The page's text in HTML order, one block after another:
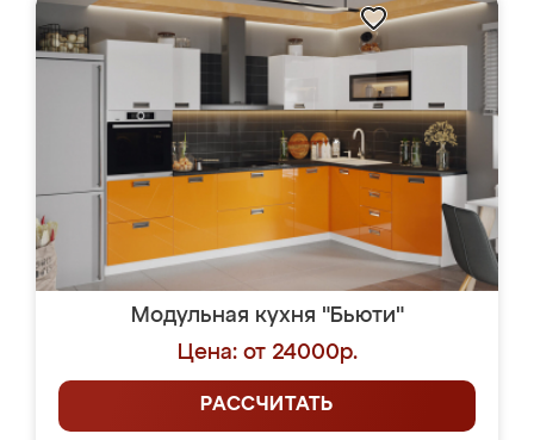
Модульная кухня "Бьюти"
Цена: от 24000р.
РАССЧИТАТЬ